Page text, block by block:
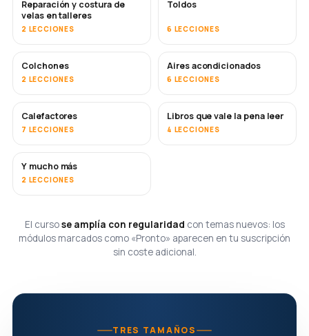
PRONTO
Reparación y costura de
velas en talleres
2 LECCIONES
Toldos
6 LECCIONES
Colchones
2 LECCIONES
PRONTO
Aires acondicionados
6 LECCIONES
PRONTO
Calefactores
7 LECCIONES
PRONTO
Libros que vale la pena leer
4 LECCIONES
PRONTO
Y mucho más
2 LECCIONES
El cursose amplía con regularidad con temas nuevos: los
módulos marcados como «Pronto» aparecen en tu suscripción
sin coste adicional.
TRES TAMAÑOS